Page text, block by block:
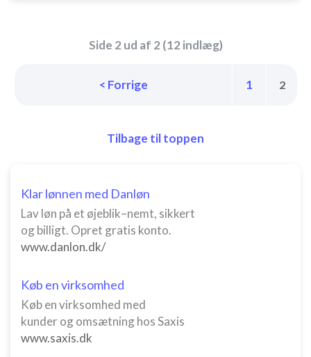
Side 2 ud af 2 (12 indlæg)
< Forrige 1 2
Tilbage til toppen
Klar lønnen med Danløn
Lav løn på et øjeblik–nemt, sikkert
og billigt. Opret gratis konto.
www.danlon.dk/
Køb en virksomhed
Køb en virksomhed med
kunder og omsætning hos Saxis
www.saxis.dk